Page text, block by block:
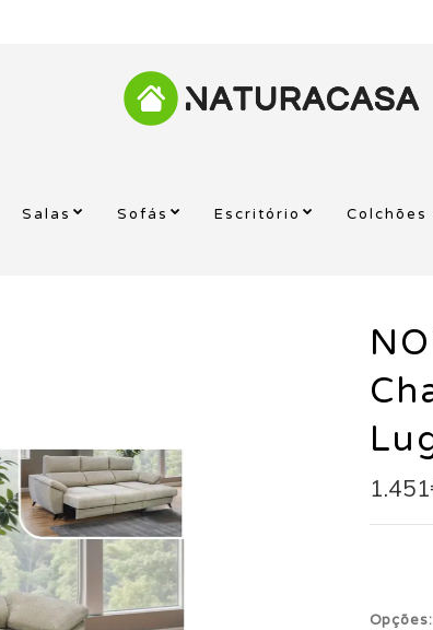
Salas Sofás Escritório Colchões
Opções: